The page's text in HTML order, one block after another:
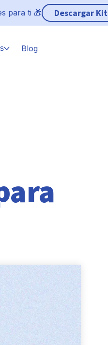
para ti 🎁 Descargar Kit
Blog